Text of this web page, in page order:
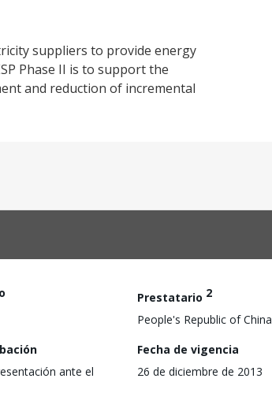
suppliers to provide energy
Phase II is to support the
and reduction of incremental
Prestatario 2
People's Republic of China
ante el
Fecha de vigencia
26 de diciembre de 2013